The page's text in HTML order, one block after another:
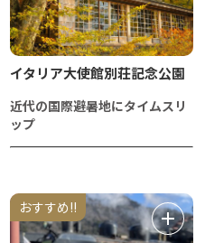
イタリア大使館別荘記念公園
近代の国際避暑地にタイムスリ
ップ
おすすめ!!